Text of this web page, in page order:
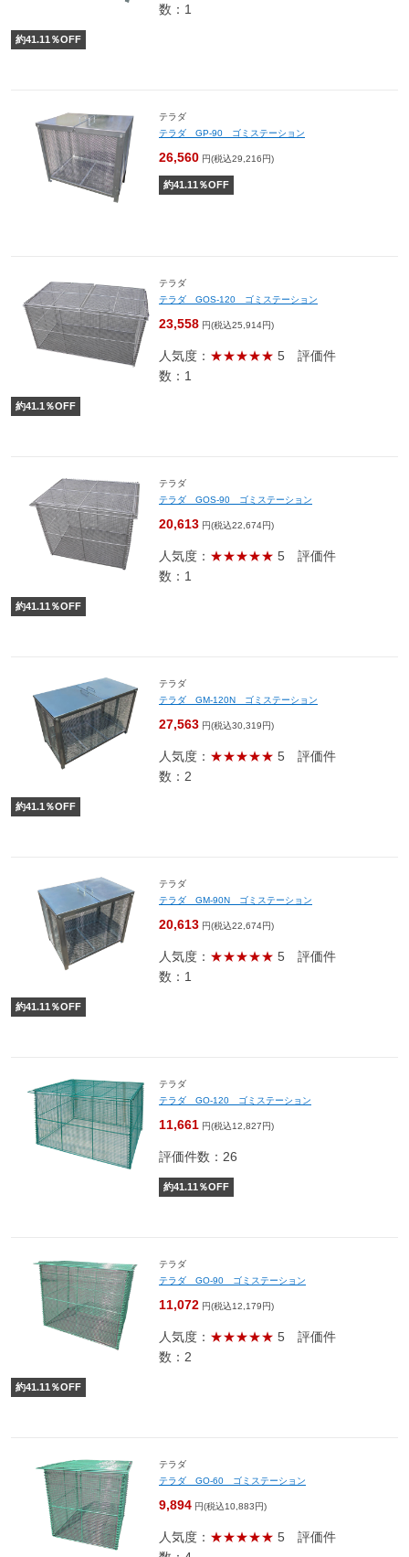
数：1
約41.11 ％OFF
テラダ
テラダ GP-90 ゴミステーション
26,560 円(税込29,216円)
約41.11 ％OFF
テラダ
テラダ GOS-120 ゴミステーション
23,558 円(税込25,914円)
人気度： ★★★★★ 5 評価件
数：1
約41.1 ％OFF
テラダ
テラダ GOS-90 ゴミステーション
20,613 円(税込22,674円)
人気度： ★★★★★ 5 評価件
数：1
約41.11 ％OFF
テラダ
テラダ GM-120N ゴミステーション
27,563 円(税込30,319円)
人気度： ★★★★★ 5 評価件
数：2
約41.1 ％OFF
テラダ
テラダ GM-90N ゴミステーション
20,613 円(税込22,674円)
人気度： ★★★★★ 5 評価件
数：1
約41.11 ％OFF
テラダ
テラダ GO-120 ゴミステーション
11,661 円(税込12,827円)
評価件数：26
約41.11 ％OFF
テラダ
テラダ GO-90 ゴミステーション
11,072 円(税込12,179円)
人気度： ★★★★★ 5 評価件
数：2
約41.11 ％OFF
テラダ
テラダ GO-60 ゴミステーション
9,894 円(税込10,883円)
人気度： ★★★★★ 5 評価件